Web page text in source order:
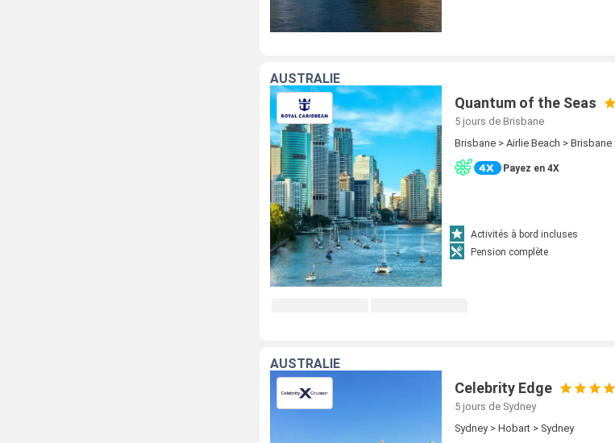
AUSTRALIE
Quantum of the Seas
5 jours de Brisbane
Brisbane > Airlie Beach > Brisbane
Payez en 4X
Activités à bord incluses
Pension complète
AUSTRALIE
Celebrity Edge
5 jours de Sydney
Sydney > Hobart > Sydney